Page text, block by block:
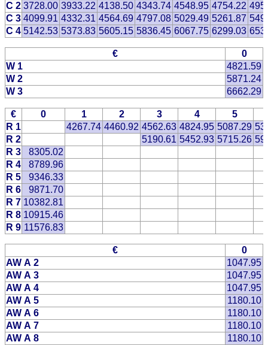
C 2 3728.00 3933.22 4138.50 4343.74 4548.95 4754.22
C 3 4099.91 4332.31 4564.69 4797.08 5029.49 5261.87
C 4 5142.53 5373.83 5605.15 5836.45 6067.75 6299.03
€
0
W 1
4821.59
W 2
5871.24
W 3
6662.29
€ 0 1 2 3 4
5
R 1
4267.74 4460.92 4562.63 4824.95 5087.29
R 2
5190.61 5452.93 5715.26
R 3
8305.02
R 4
8789.96
R 5
9346.33
R 6
9871.70
R 7 10382.81
R 8 10915.46
R 9 11576.83
€
0
AW A 2
1047.95
AW A 3
1047.95
AW A 4
1047.95
AW A 5
1180.10
AW A 6
1180.10
AW A 7
1180.10
AW A 8
1180.10